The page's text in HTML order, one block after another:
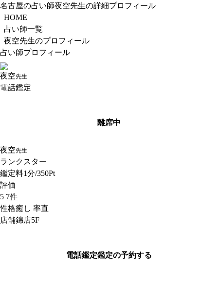
名古屋の占い師夜空先生の詳細プロフィール
HOME
占い師一覧
夜空先生のプロフィール
占い師プロフィール
夜空先生
電話鑑定
離席中
夜空先生
ランク スター
鑑定料1分/350Pt
評価
5 7件
性格癒し 率直
店舗錦店5F
電話鑑定鑑定の予約する